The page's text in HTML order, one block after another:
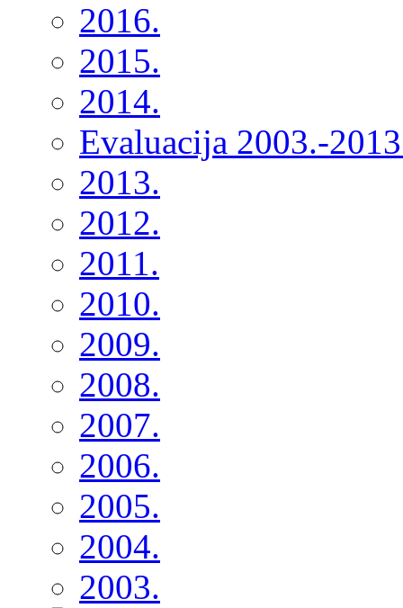
2016.
2015.
2014.
Evaluacija 2003.-
2013.
2012.
2011.
2010.
2009.
2008.
2007.
2006.
2005.
2004.
2003.